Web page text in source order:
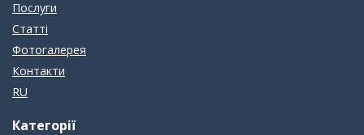
Послуги
Статті
Фотогалерея
Контакти
RU
Категорії